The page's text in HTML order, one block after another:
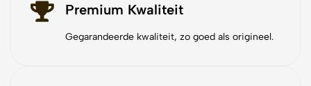
Premium Kwaliteit
Gegarandeerde kwaliteit, zo goed als origineel.